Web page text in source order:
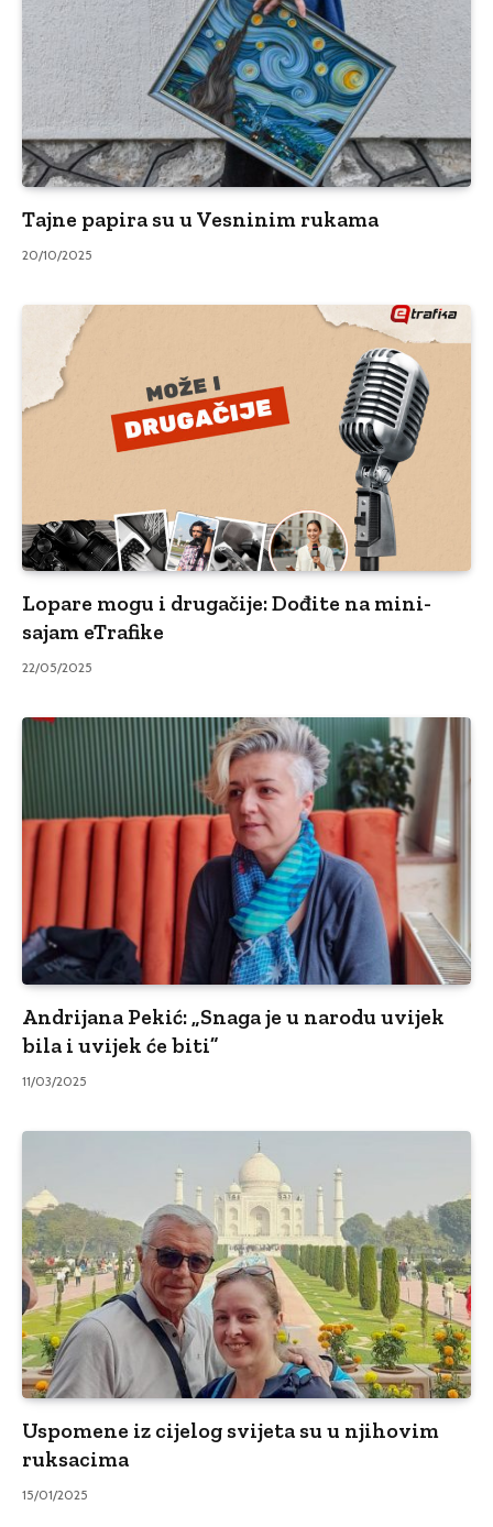
Tajne papira su u Vesninim rukama
20/10/2025
Lopare mogu i drugačije: Dođite na mini-
sajam eTrafike
22/05/2025
Andrijana Pekić: „Snaga je u narodu uvijek
bila i uvijek će biti”
11/03/2025
Uspomene iz cijelog svijeta su u njihovim
ruksacima
15/01/2025